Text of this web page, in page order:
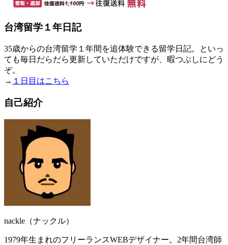
台湾留学１年日記
35歳からの台湾留学１年間を追体験できる留学日記。といっ
ても毎日だらだら更新していただけですが、暇つぶしにどう
ぞ。
→ １日目はこちら
自己紹介
nackle（ナックル）
1979年生まれのフリーランスWEBデザイナー。2年間台湾師